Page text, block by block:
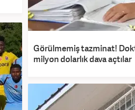
Görülmemiş tazminat!
milyon dolarlık dava açtılar